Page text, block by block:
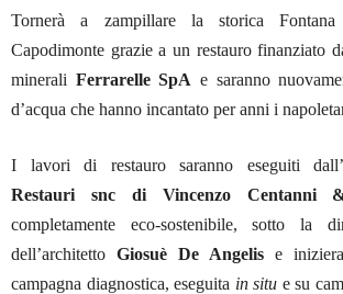
Tornerà a zampillare la storica
Capodimonte grazie a un restauro finanziato
minerali Ferrarelle SpA e saranno
d’acqua che hanno incantato per anni i
I lavori di restauro saranno eseguiti
Restauri snc di Vincenzo Centanni
completamente eco-sostenibile, sotto la
dell’architetto Giosuè De Angelis e
campagna diagnostica, eseguita in situ e su